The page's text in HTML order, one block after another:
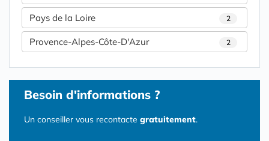
Pays de la Loire 2
Provence-Alpes-Côte-D'Azur 2
Besoin d'informations ?
Un conseiller vous recontacte gratuitement.